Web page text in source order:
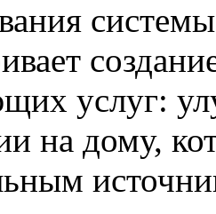
услуг:
на дому,